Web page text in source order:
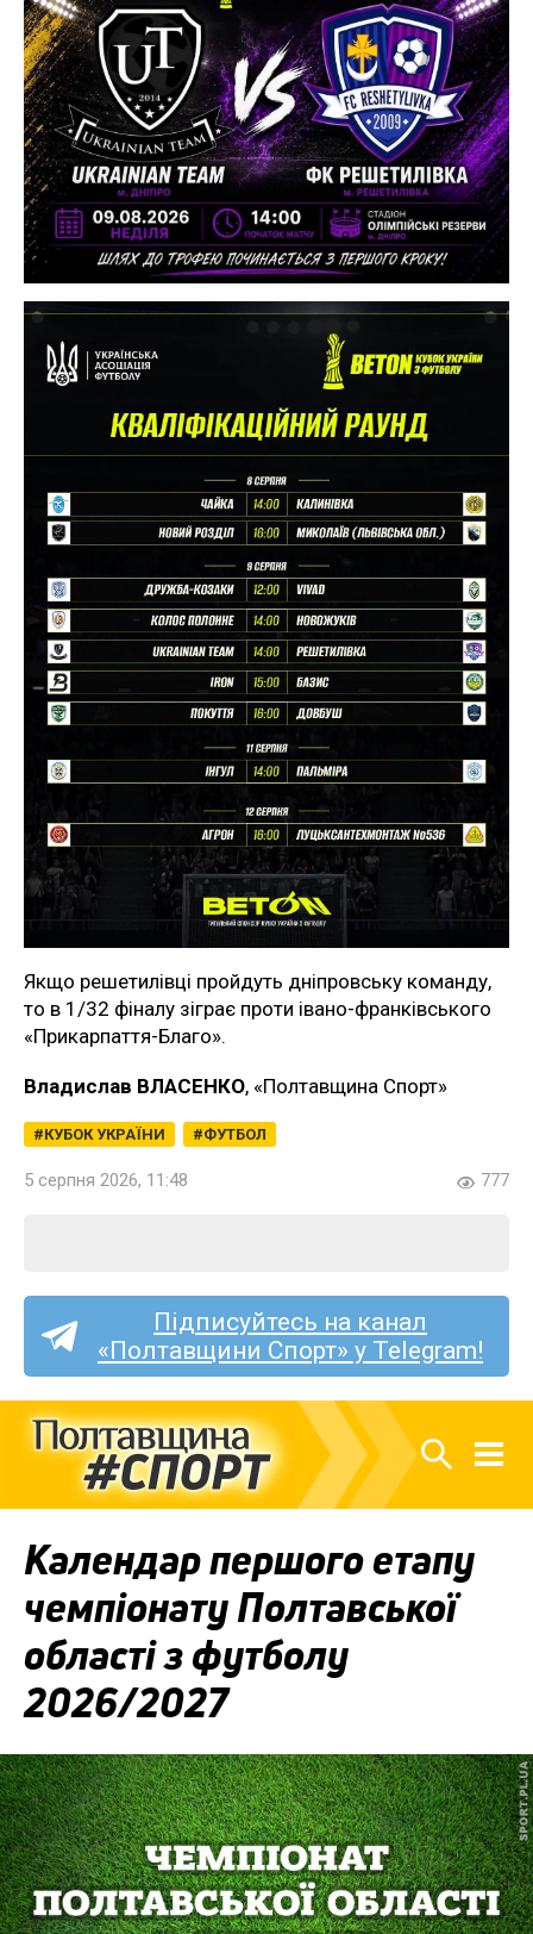
Якщо решетилівці пройдуть дніпровську команду,
то в 1/32 фіналу зіграє проти івано-франківського
«Прикарпаття-Благо».
Владислав ВЛАСЕНКО, «Полтавщина Спорт»
КУБОК УКРАЇНИ ФУТБОЛ
5 серпня 2026, 11:48 777
Підписуйтесь на канал
«Полтавщини Спорт» у Telegram!
Календар першого етапу
чемпіонату Полтавської
області з футболу
2026/2027